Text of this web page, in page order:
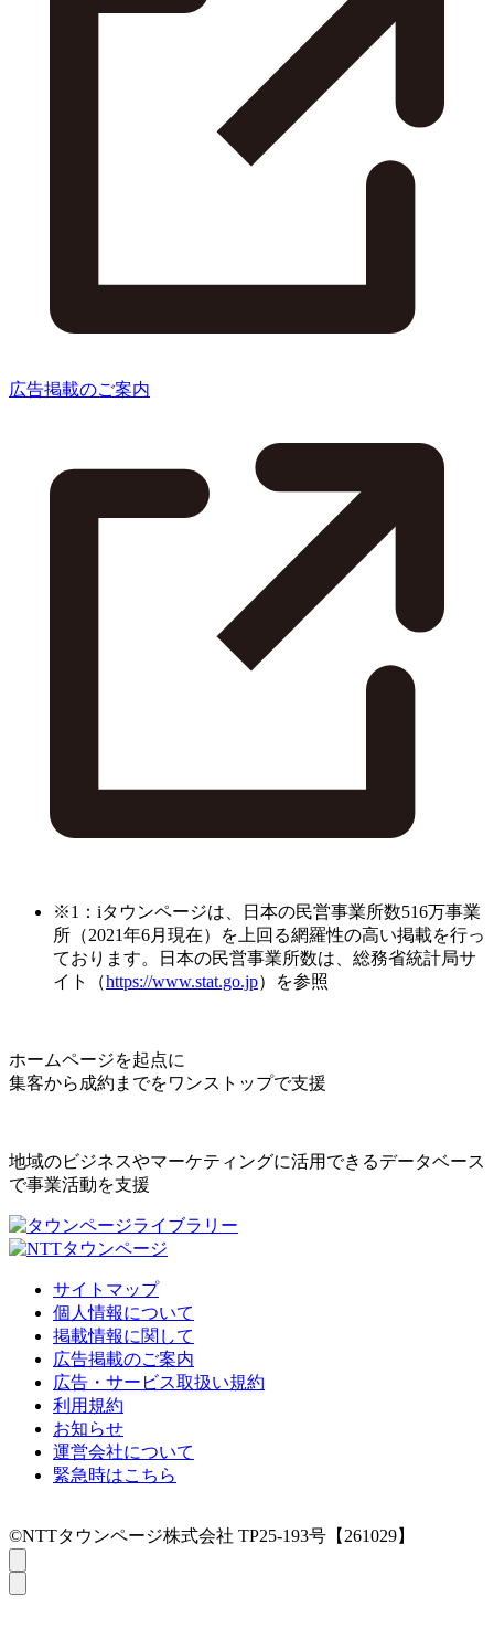
広告掲載のご案内
※1：iタウンページは、日本の民営事業所数516万事業
所（2021年6月現在）を上回る網羅性の高い掲載を行っ
ております。日本の民営事業所数は、総務省統計局サ
イト（https://www.stat.go.jp）を参照
ホームページを起点に
集客から成約までをワンストップで支援
地域のビジネスやマーケティングに活用できるデータベース
で事業活動を支援
サイトマップ
個人情報について
掲載情報に関して
広告掲載のご案内
広告・サービス取扱い規約
利用規約
お知らせ
運営会社について
緊急時はこちら
©NTTタウンページ株式会社 TP25-193号【261029】